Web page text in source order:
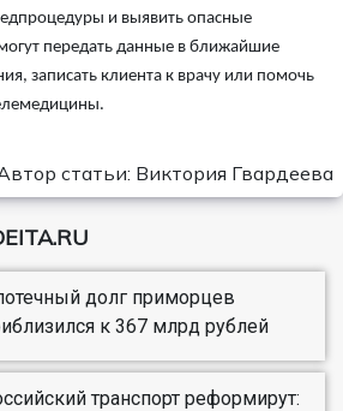
и выявить опасные
передать данные в ближайшие
записать клиента к врачу или помочь
статьи: Виктория Гвардеева
долг приморцев
к 367 млрд рублей
транспорт реформирут: